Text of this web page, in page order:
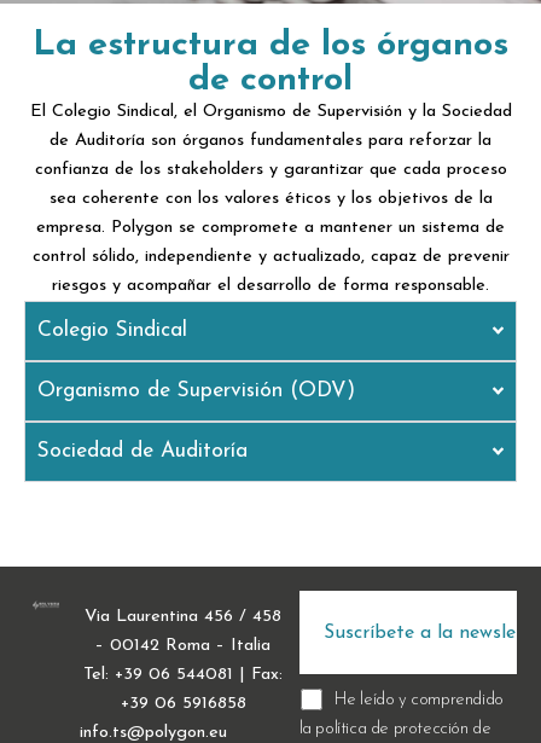
La estructura de los órganos
de control
El Colegio Sindical, el Organismo de Supervisión y la Sociedad
de Auditoría son órganos fundamentales para reforzar la
confianza de los stakeholders y garantizar que cada proceso
sea coherente con los valores éticos y los objetivos de la
empresa. Polygon se compromete a mantener un sistema de
control sólido, independiente y actualizado, capaz de prevenir
riesgos y acompañar el desarrollo de forma responsable.
Colegio Sindical
Organismo de Supervisión (ODV)
Sociedad de Auditoría
Via Laurentina 456 / 458
– 00142 Roma – Italia
Tel: +39 06 544081 | Fax:
+39 06 5916858
info.ts@polygon.eu
He leído y comprendido
la política de protección de